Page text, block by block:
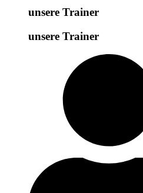
unsere Trainer
unsere Trainer